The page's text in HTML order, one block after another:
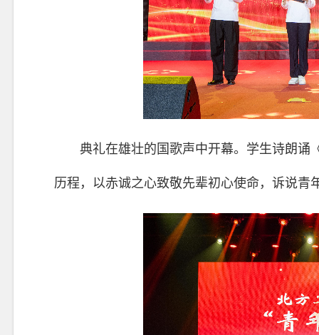
典礼在雄壮的国歌声中开幕。学生诗朗诵
历程，以赤诚之心致敬先辈初心使命，诉说